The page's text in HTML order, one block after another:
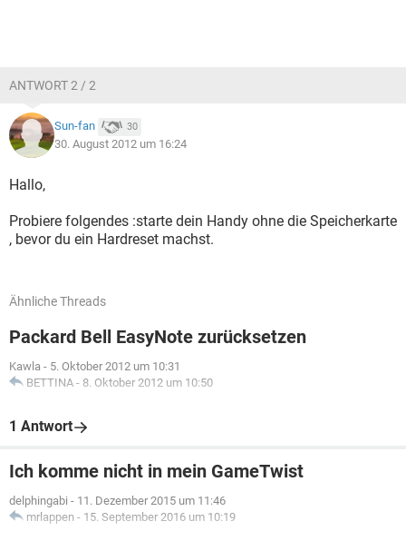
ANTWORT 2 / 2
Sun-fan 30
30. August 2012 um 16:24
Hallo,
Probiere folgendes :starte dein Handy ohne die Speicherkarte
, bevor du ein Hardreset machst.
Ähnliche Threads
Packard Bell EasyNote zurücksetzen
Kawla - 5. Oktober 2012 um 10:31
BETTINA - 8. Oktober 2012 um 10:50
1 Antwort
Ich komme nicht in mein GameTwist
delphingabi - 11. Dezember 2015 um 11:46
mrlappen - 15. September 2016 um 10:19